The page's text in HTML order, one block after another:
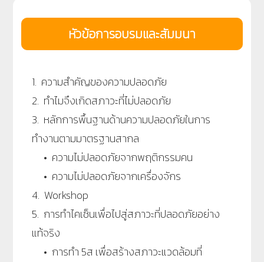
หัวข้อการอบรมและสัมมนา
1. ความสำคัญของความปลอดภัย
2. ทำไมจึงเกิดสภาวะที่ไม่ปลอดภัย
3. หลักการพื้นฐานด้านความปลอดภัยในการ
ทำงานตามมาตรฐานสากล
• ความไม่ปลอดภัยจากพฤติกรรมคน
• ความไม่ปลอดภัยจากเครื่องจักร
4. Workshop
5. การทำไคเซ็นเพื่อไปสู่สภาวะที่ปลอดภัยอย่าง
แท้จริง
• การทำ 5ส เพื่อสร้างสภาวะแวดล้อมที่